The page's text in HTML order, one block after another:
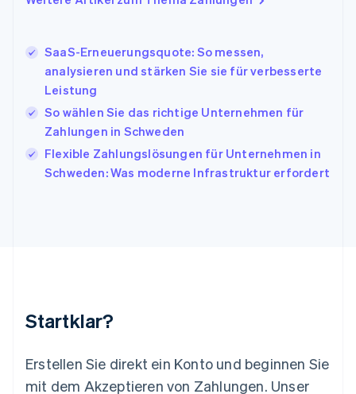
SaaS-Erneuerungsquote: So messen,
analysieren und stärken Sie sie für verbesserte
Leistung
So wählen Sie das richtige Unternehmen für
Zahlungen in Schweden
Flexible Zahlungslösungen für Unternehmen in
Schweden: Was moderne Infrastruktur erfordert
Startklar?
Erstellen Sie direkt ein Konto und beginnen Sie
mit dem Akzeptieren von Zahlungen. Unser
Irland
ItalianoEnglish
Japan
日本語
EnglishFrançais
Kroatien
EnglishItaliano
English
Malta
Mexiko